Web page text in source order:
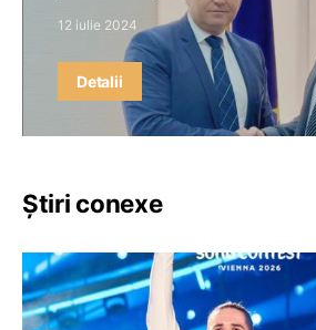
12 iulie 2024
Detalii
Știri conexe